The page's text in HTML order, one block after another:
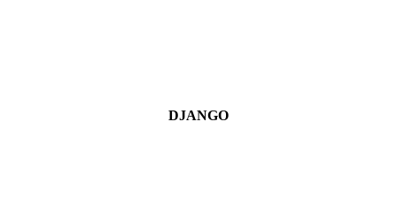
DJANGO